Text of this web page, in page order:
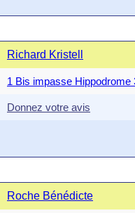
Richard Kristell
1 Bis impasse Hippodrome
Donnez votre avis
Roche Bénédicte